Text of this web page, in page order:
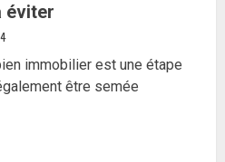
éviter
immobilier est une étape
être semée